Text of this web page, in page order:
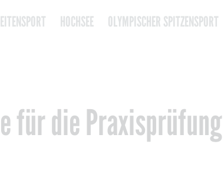
HOCHSEE OLYMPISCHER SPITZENSPORT
für die